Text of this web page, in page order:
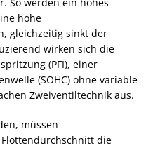
hohe
gleichzeitig sinkt der
wirken sich die
(PFI), einer
(SOHC) ohne variable
Zweiventiltechnik aus.
müssen
die